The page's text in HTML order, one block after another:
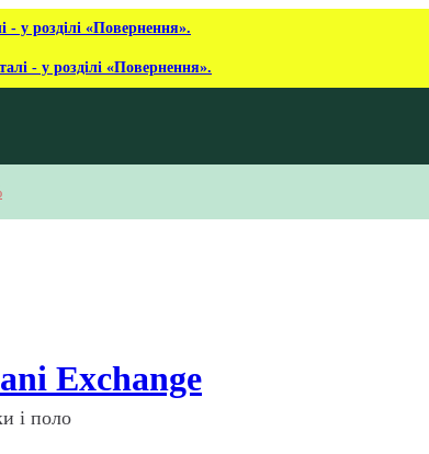
- у розділі «Повернення».
- у розділі «Повернення».
Exchange
і поло